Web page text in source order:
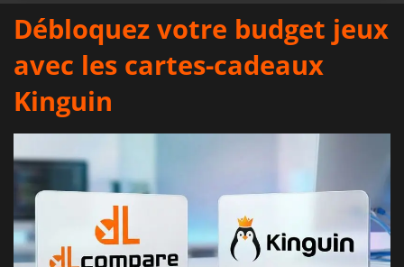
LOGICIELS
SE CONNECTER OU S'INSCRIRE
Débloquez votre budget jeux
avec les cartes-cadeaux
Kinguin